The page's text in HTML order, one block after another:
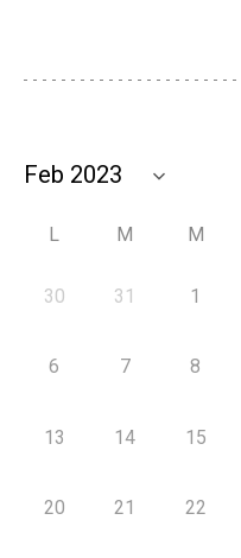
L M M
30 31 1
6 7 8
13 14 15
20 21 22